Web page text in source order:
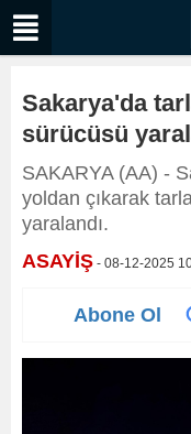
Sakarya'da
sürücüsü
SAKARYA (AA) -
yoldan çıkarak
yaralandı.
ASAYİŞ - 08-12-2025
Abone Ol